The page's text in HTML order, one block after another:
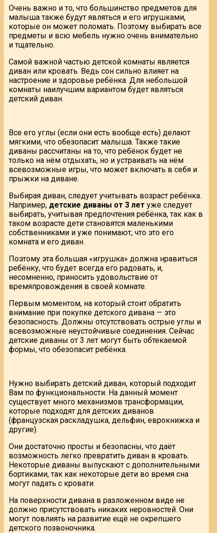
Очень важно и то, что большинство предметов для
малыша также будут являться и его игрушками,
которые он может поломать. Поэтому выбирать все
предметы и всю мебель нужно очень внимательно
и тщательно.
Самой важной частью детской комнаты является
диван или кровать. Ведь сон сильно влияет на
настроение и здоровье ребёнка. Для небольшой
комнаты наилучшим вариантом будет являться
детский диван.
Все его углы (если они есть вообще есть) делают
мягкими, что обезопасит малыша. Также такие
диваны рассчитаны на то, что ребёнок будет не
только на нём отдыхать, но и устраивать на нём
всевозможные игры, что может включать в себя и
прыжки на диване.
Выбирая диван, следует учитывать возраст ребёнка.
Например, детские диваны от 3 лет уже следует
выбирать, учитывая предпочтения ребёнка, так как в
таком возрасте дети становятся маленькими
собственниками и уже понимают, что это его
комната и его диван.
Поэтому эта большая «игрушка» должна нравиться
ребёнку, что будет всегда его радовать, и,
несомненно, приносить удовольствие от
времяпровождения в своей комнате.
Первым моментом, на который стоит обратить
внимание при покупке детского дивана — это
безопасность. Должны отсутствовать острые углы и
всевозможные неустойчивые соединения. Сейчас
детские диваны от 3 лет могут быть обтекаемой
формы, что обезопасит ребёнка.
Нужно выбирать детский диван, который подходит
Вам по функциональности. На данный момент
существует много механизмов трансформации,
которые подходят для детских диванов
(французская раскладушка, дельфин, еврокнижка и
другие).
Они достаточно просты и безопасны, что даёт
возможность легко превратить диван в кровать.
Некоторые диваны выпускают с дополнительными
бортиками, так как некоторые дети во время сна
могут падать с кровати.
На поверхности дивана в разложенном виде не
должно присутствовать никаких неровностей. Они
могут повлиять на развитие ещё не окрепшего
детского позвоночника.